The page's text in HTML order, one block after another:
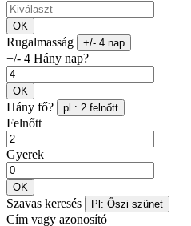
OK
Rugalmasság +/- 4 nap
+/- 4 Hány nap?
OK
Hány fő? pl.: 2 felnőtt
Felnőtt
Gyerek
OK
Szavas keresés Pl: Őszi szünet
Cím vagy azonosító